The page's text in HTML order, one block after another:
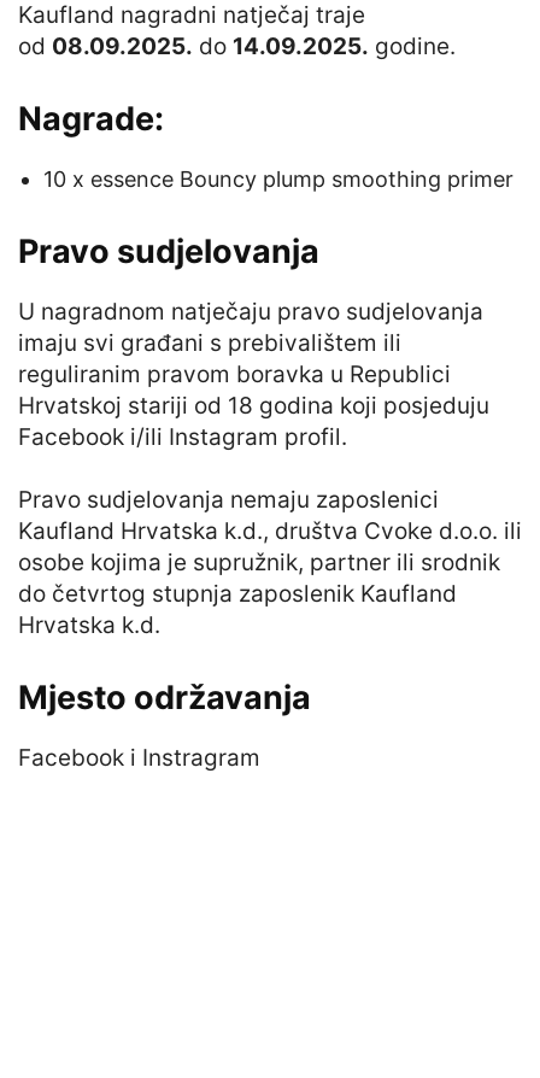
Kaufland nagradni natječaj traje
od 08.09.2025. do 14.09.2025. godine.
Nagrade:
10 x essence Bouncy plump smoothing primer
Pravo sudjelovanja
U nagradnom natječaju pravo sudjelovanja
imaju svi građani s prebivalištem ili
reguliranim pravom boravka u Republici
Hrvatskoj stariji od 18 godina koji posjeduju
Facebook i/ili Instagram profil.
Pravo sudjelovanja nemaju zaposlenici
Kaufland Hrvatska k.d., društva Cvoke d.o.o. ili
osobe kojima je supružnik, partner ili srodnik
do četvrtog stupnja zaposlenik Kaufland
Hrvatska k.d.
Mjesto održavanja
Facebook i Instragram